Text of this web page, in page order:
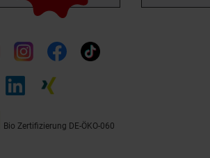
Bio Zertifizierung DE-ÖKO-060